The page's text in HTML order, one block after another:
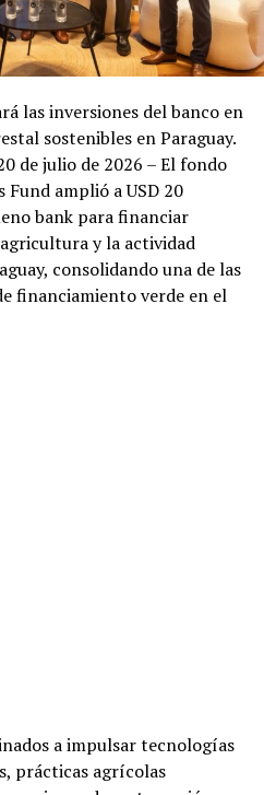
las inversiones del banco en
sostenibles en Paraguay.
de julio de 2026 – El fondo
amplió a USD 20
bank para financiar
y la actividad
consolidando una de las
financiamiento verde en el
a impulsar tecnologías
prácticas agrícolas